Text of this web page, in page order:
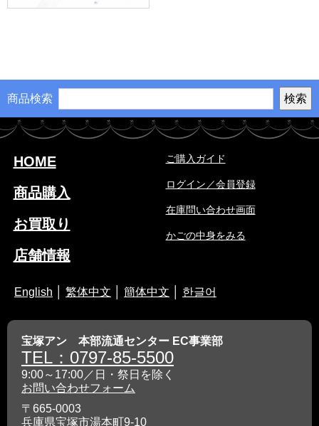
商品検索
HOME
商品購入
お買取り
店舗情報
ご購入ガイド
ログイン／会員登録
在庫問い合わせ画面
かごの中身をみる
English 繁体中文 簡体中文 한글어
宝塚アン 本部流通センター EC事業部
TEL：0797-85-5500
9:00～17:00／日・祭日を除く
お問い合わせフォーム
〒665-0003
兵庫県宝塚市湯本町9-10